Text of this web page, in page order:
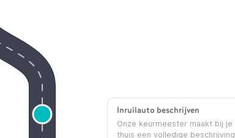
Inruilauto beschrijven
Onze keurmeester maakt bij je
thuis een volledige beschrijving